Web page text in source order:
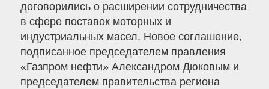
договорились о расширении сотрудничества
в сфере поставок моторных и
индустриальных масел. Новое соглашение,
подписанное председателем правления
«Газпром нефти» Александром Дюковым и
председателем правительства региона